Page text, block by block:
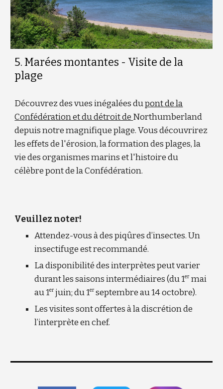
5. Marées montantes - Visite de la
plage
Découvrez des vues inégalées dupont de la
Confédération et du détroit de Northumberland
depuis notre magnifique plage. Vous découvrirez
les effets de l'érosion, la formation des plages, la
vie des organismes marins et l'histoire du
célèbre pont de la Confédération.
Veuillez noter!
Attendez-vous à des piqûres d’insectes. Un
insectifuge est recommandé.
La disponibilité des interprètes peut varier
durant les saisons intermédiaires (du 1er mai
au 1erjuin; du 1erseptembre au 14 octobre).
Les visites sont offertes à la discrétion de
l’interprète en chef.